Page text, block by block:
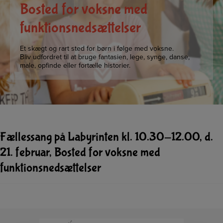
Bosted for voksne med
funktionsnedsættelser
Et skægt og rart sted for børn i følge med voksne.
Bliv udfordret til at bruge fantasien, lege, synge, danse,
male, opfinde eller fortælle historier.
Fællessang på Labyrinten kl. 10.30-12.00, d.
21. februar, Bosted for voksne med
funktionsnedsættelser